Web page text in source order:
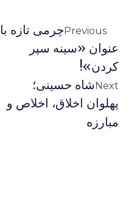
Previousچرمی تازه با
عنوان «سینه سپر
کردن»!
Nextشاه حسینی؛
پهلوان اخلاق، اخلاص و
مبارزه